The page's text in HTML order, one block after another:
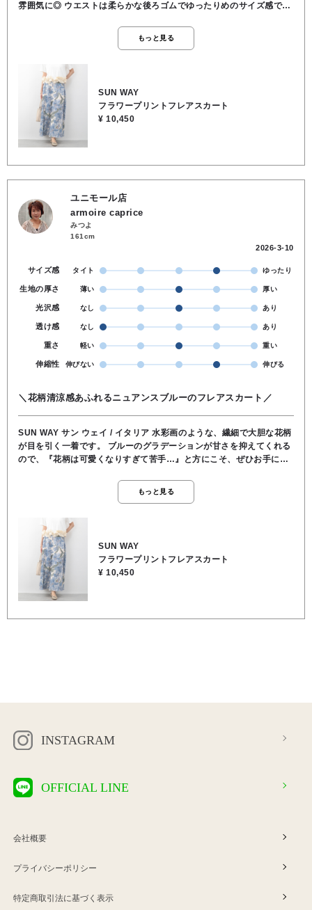
雰囲気に◎ ウエストは柔らかな後ろゴムでゆったりめのサイズ感で
わせてきれいめにもコーディネートできる1枚です✨ ♢ 表地 ポリエ
もっと見る
SUN WAY
フラワープリントフレアスカート
¥ 10,450
ユニモール店
armoire caprice
みつよ
161cm
2026-3-10
サイズ感 タイト ゆったり
生地の厚さ 薄い 厚い
光沢感 なし あり
透け感 なし あり
重さ 軽い 重い
伸縮性 伸びない 伸びる
＼花柄清涼感あふれるニュアンスブルーのフレアスカート／
SUN WAY サン ウェイ / イタリア 水彩画のような、繊細で大胆な花柄
が目を引く一着です。 ブルーのグラデーションが甘さを抑えてくれる
ので、『花柄は可愛くなりすぎて苦手…』と方にこそ、ぜひお手にと
ゴム仕様になっており、一日中ストレスなく履いていただけます。 さ
らに、あると嬉しいサイドポケット付き上品なフレアシルエットを崩
い絶妙なフレアライン、軽やかな素材感で上品な印象が出ます。 シン
プルなTシャツで大人カジュアルに！ ブラウスを合わせてキレイめス
タイルに！ オン・オフ問わず活躍します♪ ★ウエスト72cmスカート
丈90cm ●裏地/インナー なし ●ウエスト 総ゴム ●ポケット あり ●お洗
濯可能 ●ポリエステル78％, レーヨン18％, ポリウレタン4％
もっと見る
SUN WAY
フラワープリントフレアスカート
¥ 10,450
INSTAGRAM
OFFICIAL LINE
会社概要
プライバシーポリシー
特定商取引法に基づく表示